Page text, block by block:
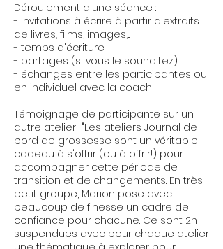
Déroulement d'une séance :
- invitations à écrire à partir d'extraits
de livres, films, images,...
- temps d'écriture
- partages (si vous le souhaitez)
- échanges entre les participant.es ou
en individuel avec la coach
Témoignage de participante sur un
autre atelier : "Les ateliers Journal de
bord de grossesse sont un véritable
cadeau à s'offrir (ou à offrir!) pour
accompagner cette période de
transition et de changements. En très
petit groupe, Marion pose avec
beaucoup de finesse un cadre de
confiance pour chacune. Ce sont 2h
suspendues avec pour chaque atelier